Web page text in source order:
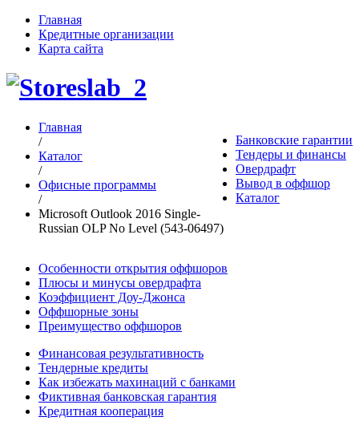
Главная
Кредитные организации
Карта сайта
Банковские гарантии
Тендеры и финансы
Овердрафт
Вывод в оффшор
Каталог
Главная
/
Каталог
/
Офисные программы
/
Microsoft Outlook 2016 Single-
Russian OLP No Level (543-06497)
Особенности открытия оффшоров
Плюсы и минусы овердрафта
Коэффициент Доу-Джонса
Оффшорные зоны
Преимущество оффшоров
Финансовая результативность
Тендерные кредиты
Как избежать махинаций с банками
Фиктивная банковская гарантия
Кредитная кооперация